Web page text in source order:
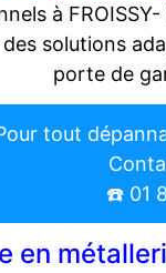
à
solutions
porte de
tout
☎️ 01
en